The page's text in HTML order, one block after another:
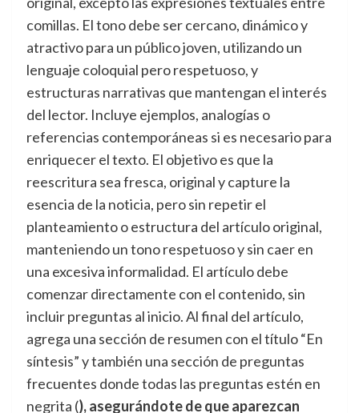
comillas. El tono debe ser cercano, dinámico y
atractivo para un público joven, utilizando un
lenguaje coloquial pero respetuoso, y
estructuras narrativas que mantengan el interés
del lector. Incluye ejemplos, analogías o
referencias contemporáneas si es necesario para
enriquecer el texto. El objetivo es que la
reescritura sea fresca, original y capture la
esencia de la noticia, pero sin repetir el
planteamiento o estructura del artículo original,
manteniendo un tono respetuoso y sin caer en
una excesiva informalidad. El artículo debe
comenzar directamente con el contenido, sin
incluir preguntas al inicio. Al final del artículo,
agrega una sección de resumen con el título “En
síntesis” y también una sección de preguntas
frecuentes donde todas las preguntas estén en
negrita (), asegurándote de que aparezcan